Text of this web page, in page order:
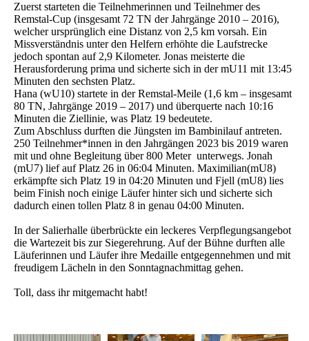
Zuerst starteten die Teilnehmerinnen und Teilnehmer des
Remstal-Cup (insgesamt 72 TN der Jahrgänge 2010 – 2016),
welcher ursprünglich eine Distanz von 2,5 km vorsah. Ein
Missverständnis unter den Helfern erhöhte die Laufstrecke
jedoch spontan auf 2,9 Kilometer. Jonas meisterte die
Herausforderung prima und sicherte sich in der mU11 mit 13:45
Minuten den sechsten Platz.
Hana (wU10) startete in der Remstal-Meile (1,6 km – insgesamt
80 TN, Jahrgänge 2019 – 2017) und überquerte nach 10:16
Minuten die Ziellinie, was Platz 19 bedeutete.
Zum Abschluss durften die Jüngsten im Bambinilauf antreten.
250 Teilnehmer*innen in den Jahrgängen 2023 bis 2019 waren
mit und ohne Begleitung über 800 Meter unterwegs. Jonah
(mU7) lief auf Platz 26 in 06:04 Minuten. Maximilian(mU8)
erkämpfte sich Platz 19 in 04:20 Minuten und Fjell (mU8) lies
beim Finish noch einige Läufer hinter sich und sicherte sich
dadurch einen tollen Platz 8 in genau 04:00 Minuten.
In der Salierhalle überbrückte ein leckeres Verpflegungsangebot
die Wartezeit bis zur Siegerehrung. Auf der Bühne durften alle
Läuferinnen und Läufer ihre Medaille entgegennehmen und mit
freudigem Lächeln in den Sonntagnachmittag gehen.
Toll, dass ihr mitgemacht habt!